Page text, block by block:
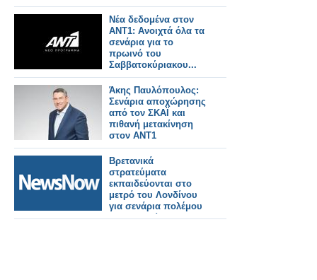
Νέα δεδομένα στον
ΑΝΤ1: Ανοιχτά όλα τα
σενάρια για το
πρωινό του
Σαββατοκύριακου...
Άκης Παυλόπουλος:
Σενάρια αποχώρησης
από τον ΣΚΑΪ και
πιθανή μετακίνηση
στον ΑΝΤ1
Βρετανικά
στρατεύματα
εκπαιδεύονται στο
μετρό του Λονδίνου
για σενάρια πολέμου
με τη Ρωσία!